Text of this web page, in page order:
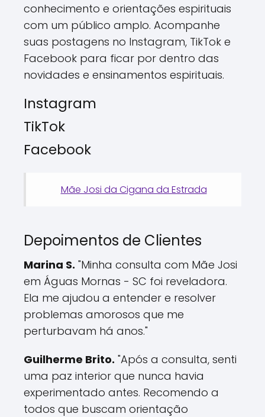
conhecimento e orientações espirituais
com um público amplo. Acompanhe
suas postagens no Instagram, TikTok e
Facebook para ficar por dentro das
novidades e ensinamentos espirituais.
Instagram
TikTok
Facebook
Mãe Josi da Cigana da Estrada
Depoimentos de Clientes
Marina S. "Minha consulta com Mãe Josi
em Águas Mornas - SC foi reveladora.
Ela me ajudou a entender e resolver
problemas amorosos que me
perturbavam há anos."
Guilherme Brito. "Após a consulta, senti
uma paz interior que nunca havia
experimentado antes. Recomendo a
todos que buscam orientação